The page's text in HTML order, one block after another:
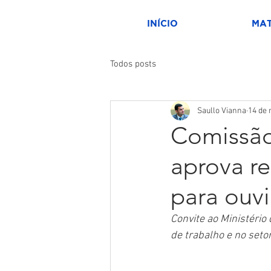
INÍCIO
Todos posts
aprova
para
Saullo Vianna 14 de
Convite ao
de trabalho e no